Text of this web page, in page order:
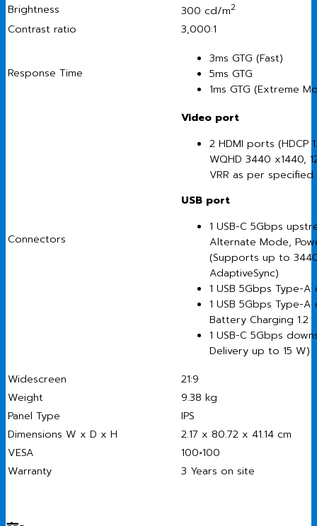
Brightness
300 cd/m2
Contrast ratio 3,000:1
Response Time
3ms GTG (Fast)
5ms GTG
1ms GTG (Extreme
Connectors
Video port
2 HDMI ports (HDCP
WQHD 3440 x1440,
VRR as per specified
USB port
1 USB-C 5Gbps
Alternate Mode,
(Supports up to
AdaptiveSync)
1 USB 5Gbps Type-
1 USB 5Gbps Type-
Battery Charging 1.2
1 USB-C 5Gbps
Delivery up to 15 W)
Widescreen
21:9
Weight
9.38 kg
Panel Type
IPS
Dimensions W x D x H
2.17 x 80.72 x 41.14 cm
VESA
100×100
Warranty
3 Years on site